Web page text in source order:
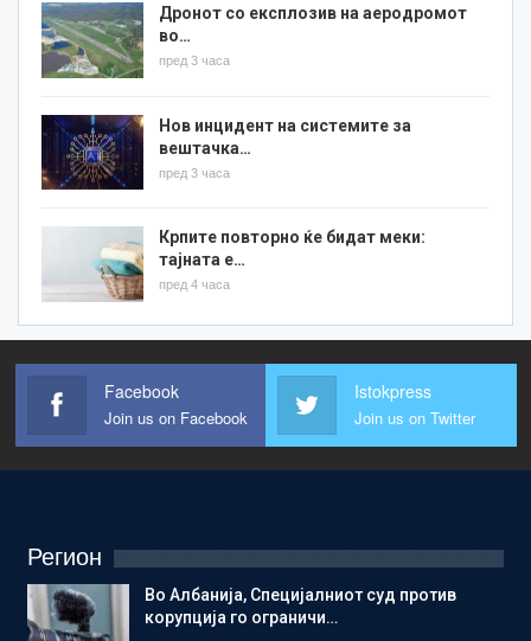
Дронот со експлозив на аеродромот
во…
пред 3 часа
Нов инцидент на системите за
вештачка…
пред 3 часа
Крпите повторно ќе бидат меки:
тајната е…
пред 4 часа
Facebook
Join us on Facebook
Istokpress
Join us on Twitter
Регион
Во Албанија, Специјалниот суд против
корупција го ограничи…